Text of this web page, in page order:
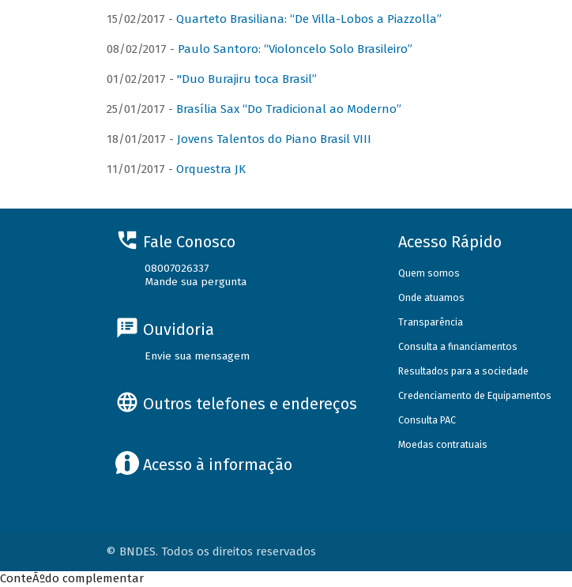
15/02/2017 - Quarteto Brasiliana: “De Villa-Lobos a Piazzolla”
08/02/2017 - Paulo Santoro: “Violoncelo Solo Brasileiro”
01/02/2017 - "Duo Burajiru toca Brasil”
25/01/2017 - Brasília Sax “Do Tradicional ao Moderno”
18/01/2017 - Jovens Talentos do Piano Brasil VIII
11/01/2017 - Orquestra JK
Fale Conosco
08007026337
Mande sua pergunta
Ouvidoria
Envie sua mensagem
Outros telefones e endereços
Acesso à informação
Acesso Rápido
Quem somos
Onde atuamos
Transparência
Consulta a financiamentos
Resultados para a sociedade
Credenciamento de Equipamentos
Consulta PAC
Moedas contratuais
© BNDES. Todos os direitos reservados
ConteÃºdo complementar